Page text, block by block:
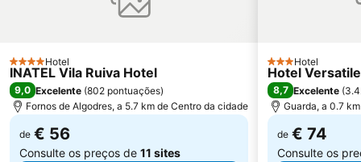
4 Estrelas
Hotel
INATEL Vila Ruiva Hotel
9,0 Excelente (802 pontuações)
Fornos de Algodres, a 5.7 km de Centro da cidade
de € 56
Consulte os preços de 11 sites
3 Estrelas
Hotel
Hotel Versatile
8,7 Excelente (
Guarda, a 0.7
de € 74
Consulte os